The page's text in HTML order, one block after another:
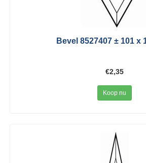
Bevel 8527407 ± 101 x
€2,35
Koop nu